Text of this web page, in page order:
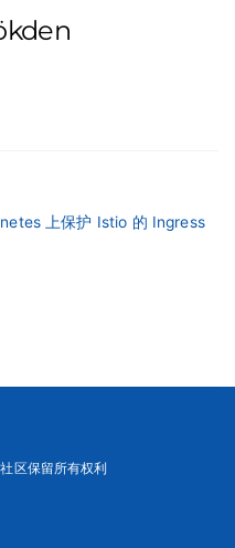
上保护 Istio 的 Ingress
区保留所有权利